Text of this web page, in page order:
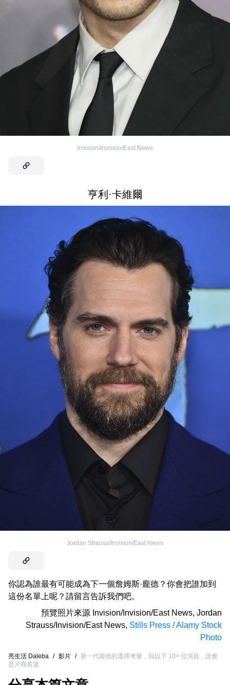
Invision/Invision/East News
亨利·卡維爾
Jordan Strauss/Invision/East News
你認為誰最有可能成為下一個詹姆斯·龐德？你會把誰加到
這份名單上呢？請留言告訴我們吧。
預覽照片來源 Invision/Invision/East News, Jordan
Strauss/Invision/East News, Stills Press / Alamy Stock
Photo
亮生活 Daleba / 影片 /
新一代龐德的選擇考量，與以下 10+ 位演員，誰會
是片商首選